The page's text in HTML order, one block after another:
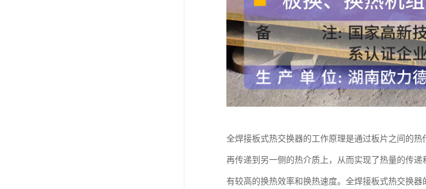
全焊接板式热交换器的工作原理是通过板片之间的
再传递到另一侧的热介质上，从而实现了热量的传
有较高的换热效率和换热速度。全焊接板式热交换